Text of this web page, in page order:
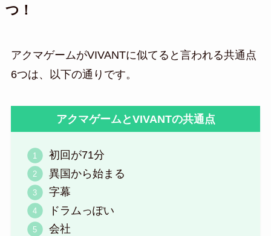
つ！
アクマゲームがVIVANTに似てると言われる共通点
6つは、以下の通りです。
アクマゲームとVIVANTの共通点
初回が71分
異国から始まる
字幕
ドラムっぽい
会社